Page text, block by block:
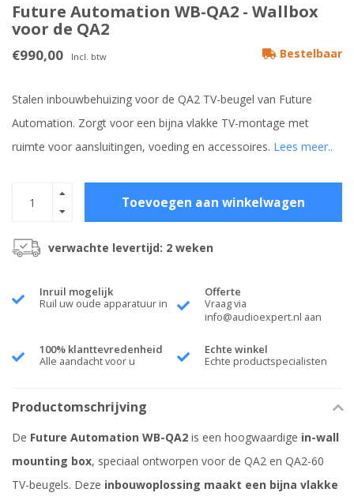
Future Automation WB-QA2 - Wallbox
voor de QA2
€990,00 Incl. btw Bestelbaar
Stalen inbouwbehuizing voor de QA2 TV-beugel van Future
Automation. Zorgt voor een bijna vlakke TV-montage met
ruimte voor aansluitingen, voeding en accessoires. Lees meer..
Toevoegen aan winkelwagen
verwachte levertijd: 2 weken
Inruil mogelijk
Ruil uw oude apparatuur in
Offerte
Vraag via
info@audioexpert.nl aan
100% klanttevredenheid
Alle aandacht voor u
Echte winkel
Echte productspecialisten
Productomschrijving
De Future Automation WB-QA2 is een hoogwaardige in-wall
mounting box, speciaal ontworpen voor de QA2 en QA2-60
TV-beugels. Deze inbouwoplossing maakt een bijna vlakke